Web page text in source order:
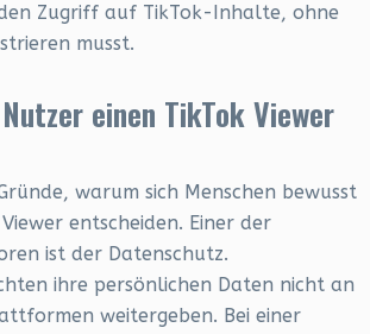
Zugriff auf TikTok-Inhalte, ohne
musst.
einen TikTok Viewer
warum sich Menschen bewusst
entscheiden. Einer der
ist der Datenschutz.
ihre persönlichen Daten nicht an
weitergeben. Bei einer